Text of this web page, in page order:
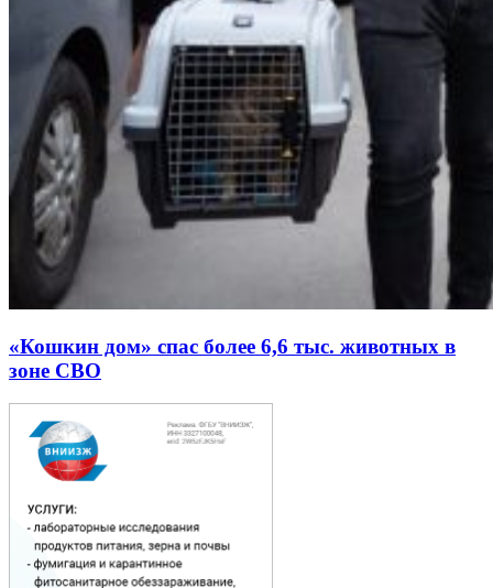
«Кошкин дом» спас более 6,6 тыс. животных в
зоне СВО